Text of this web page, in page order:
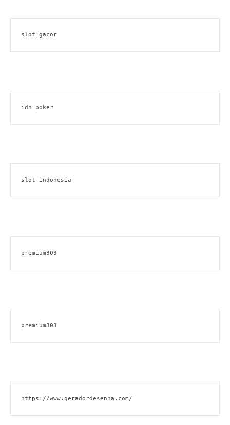
slot gacor
idn poker
slot indonesia
premium303
premium303
https://www.geradordesenha.com/